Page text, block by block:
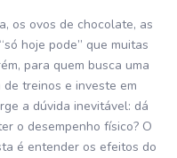
os ovos de chocolate, as
hoje pode” que muitas
para quem busca uma
treinos e investe em
a dúvida inevitável: dá
o desempenho físico? O
é entender os efeitos do